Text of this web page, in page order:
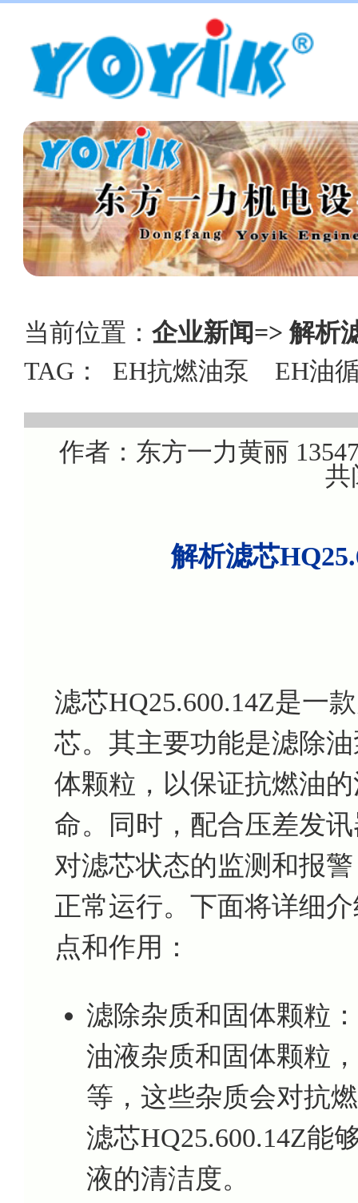
当前位置： 企业新闻=> 解析
TAG： EH抗燃油泵 EH油
作者：东方一力黄丽
共
解析滤芯
滤芯HQ25.600.14Z是一
芯。其主要功能是滤除
体颗粒，以保证抗燃油
命。同时，配合压差发
对滤芯状态的监测和报
正常运行。下面将详细
点和作用：
滤除杂质和固体颗粒
油液杂质和固体颗粒
等，这些杂质会对抗
滤芯HQ25.600.14Z能
液的清洁度。